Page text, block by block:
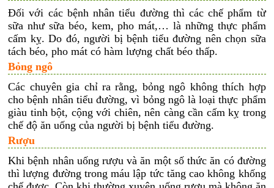
Đối với các bệnh nhân tiểu đường thì các chế phẩm từ
sữa như sữa béo, kem, pho mát,… là những thực phẩm
cấm kỵ. Do đó, người bị bệnh tiểu đường nên chọn sữa
tách béo, pho mát có hàm lượng chất béo thấp.
Bỏng ngô
Các chuyên gia chỉ ra rằng, bỏng ngô không thích hợp
cho bệnh nhân tiểu đường, vì bỏng ngô là loại thực phẩm
giàu tinh bột, cộng với chiên, nên càng cần cấm kỵ trong
chế độ ăn uống của người bị bệnh tiểu đường.
Rượu
Khi bệnh nhân uống rượu và ăn một số thức ăn có đường
thì lượng đường trong máu lập tức tăng cao không khống